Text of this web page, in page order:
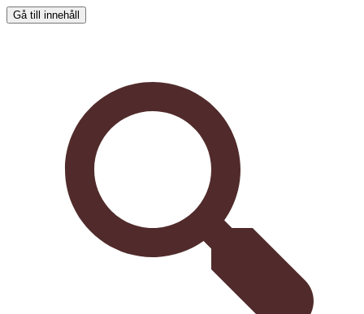
Gå till innehåll